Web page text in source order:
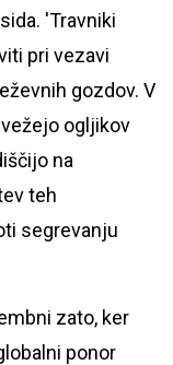
'Travniki
pri vezavi
gozdov. V
ogljikov
na
teh
segrevanju
zato, ker
ponor